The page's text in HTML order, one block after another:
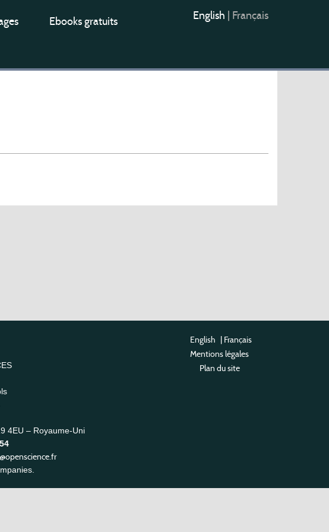
Ebooks gratuits English Français
4EU – Royaume-Uni
English | Français
Mentions légales
Plan du site